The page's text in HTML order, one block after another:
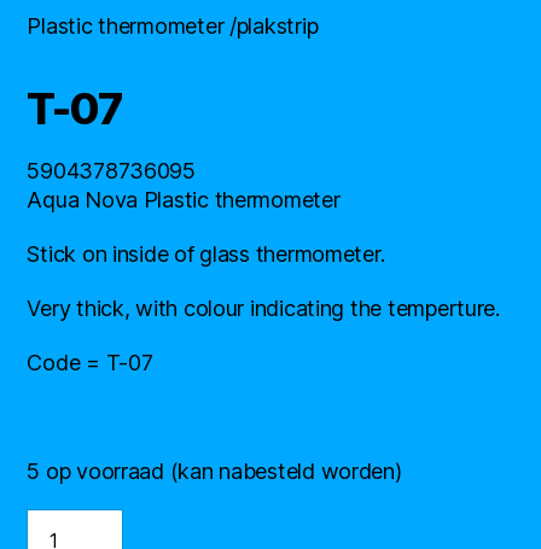
was:
Plastic thermometer /plakstrip
T-07
5904378736095
Aqua Nova Plastic thermometer
Stick on inside of glass thermometer.
Very thick, with colour indicating the temperture.
Code = T-07
5 op voorraad (kan nabesteld worden)
Nova